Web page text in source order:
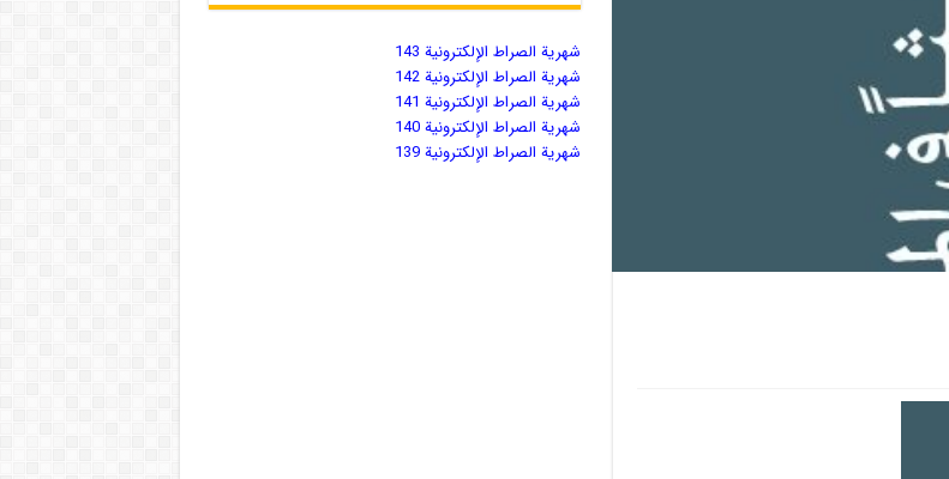
شهریة الصراط الإلكترونية 143
شهریة الصراط الإلكترونية 142
شهریة الصراط الإلكترونية 141
شهریة الصراط الإلكترونية 140
شهریة الصراط الإلكترونية 139